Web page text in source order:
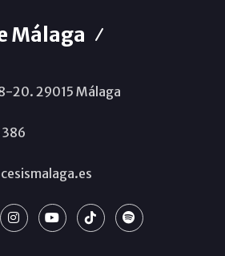
Málaga
20. 29015 Málaga